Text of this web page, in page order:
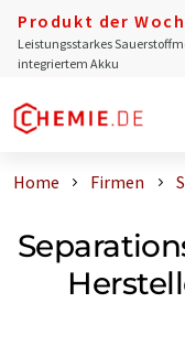
Produkt der
Leistungsstarkes
integriertem Akku
Home Firmen